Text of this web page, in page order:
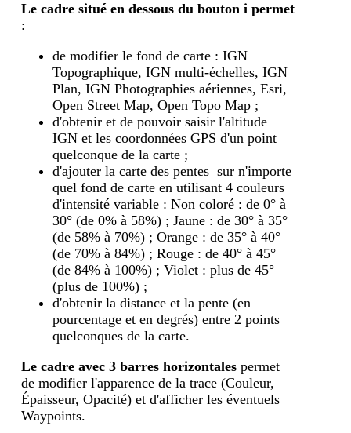
Le cadre situé en dessous du bouton ipermet
:
de modifier le fond de carte : IGN
Topographique, IGN multi-échelles, IGN
Plan, IGN Photographies aériennes, Esri,
Open Street Map, Open Topo Map ;
d'obtenir et de pouvoir saisir l'altitude
IGN et les coordonnées GPS d'un point
quelconque de la carte ;
d'ajouter la carte des pentes sur n'importe
quel fond de carte en utilisant 4 couleurs
d'intensité variable : Non coloré : de 0° à
30° (de 0% à 58%) ; Jaune : de 30° à 35°
(de 58% à 70%) ; Orange : de 35° à 40°
(de 70% à 84%) ; Rouge : de 40° à 45°
(de 84% à 100%) ; Violet : plus de 45°
(plus de 100%) ;
d'obtenir la distance et la pente (en
pourcentage et en degrés) entre 2 points
quelconques de la carte.
Le cadre avec 3 barres horizontales permet
de modifier l'apparence de la trace (Couleur,
Épaisseur, Opacité) et d'afficher les éventuels
Waypoints.